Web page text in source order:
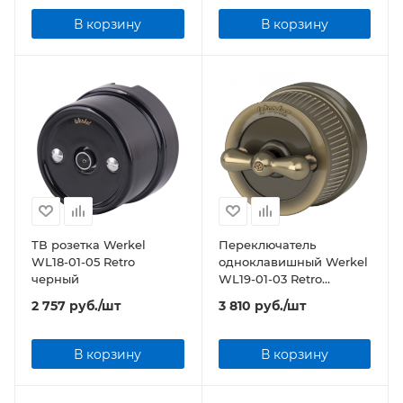
В корзину В корзину
ТВ розетка Werkel
WL18-01-05 Retro
черный
2 757 руб./шт
В корзину
Переключатель
одноклавишный Werkel
WL19-01-03 Retro
бронзовый
3 810 руб./шт
В корзину